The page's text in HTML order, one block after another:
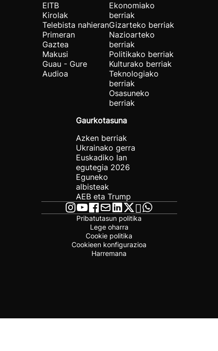
EITB
Kirolak
Telebista nahieran
Primeran
Gaztea
Makusi
Guau - Gure
Audioa
Ekonomiako
berriak
Gizarteko berriak
Nazioarteko
berriak
Politikako berriak
Kulturako berriak
Teknologiako
berriak
Osasuneko
berriak
Gaurkotasuna
Azken berriak
Ukrainako gerra
Euskadiko lan
egutegia 2026
Eguneko
albisteak
AEB eta Trump
Pribatutasun politika
Lege oharra
Cookie politika
Cookieen konfigurazioa
Harremana